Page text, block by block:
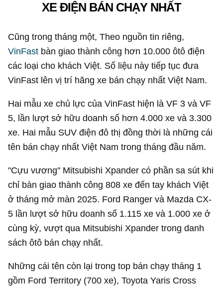
XE ĐIỆN BÁN CHẠY NHẤT
Cũng trong tháng một, Theo nguồn tin riêng,
VinFast bàn giao thành công hơn 10.000 ôtô điện
các loại cho khách Việt. Số liệu này tiếp tục đưa
VinFast lên vị trí hãng xe bán chạy nhất Việt Nam.
Hai mẫu xe chủ lực của VinFast hiện là VF 3 và VF
5, lần lượt sở hữu doanh số hơn 4.000 xe và 3.300
xe. Hai mẫu SUV điện đô thị đồng thời là những cái
tên bán chạy nhất Việt Nam trong tháng đầu năm.
"Cựu vương" Mitsubishi Xpander có phần sa sút khi
chỉ bàn giao thành công 808 xe đến tay khách Việt
ở tháng mở màn 2025. Ford Ranger và Mazda CX-
5 lần lượt sở hữu doanh số 1.115 xe và 1.000 xe ở
cùng kỳ, vượt qua Mitsubishi Xpander trong danh
sách ôtô bán chạy nhất.
Những cái tên còn lại trong top bán chạy tháng 1
gồm Ford Territory (700 xe), Toyota Yaris Cross